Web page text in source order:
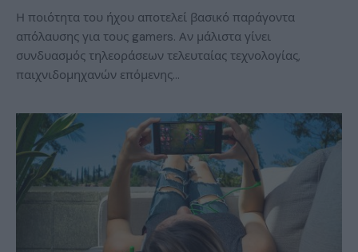
Η ποιότητα του ήχου αποτελεί βασικό παράγοντα
απόλαυσης για τους gamers. Αν μάλιστα γίνει
συνδυασμός τηλεοράσεων τελευταίας τεχνολογίας,
παιχνιδομηχανών επόμενης…